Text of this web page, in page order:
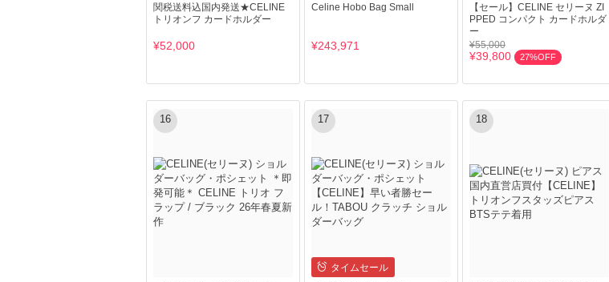
関税送料込国内発送★CELINE
トリオンフ カードホルダー
¥52,000
Celine Hobo Bag Small
¥243,971
【セール】CELINE セリーヌ ZI
PPED コンパクト カードホルダ
ー
¥55,000
¥39,800 27%OFF
16 17
タイムセール
18